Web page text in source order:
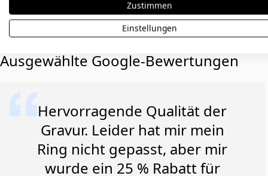
Erfahre,
Ausgewählte Google-Bewertungen
Hervorragende Qualität der
Gravur. Leider hat mir mein
Ring nicht gepasst, aber mir
wurde ein 25 % Rabatt für
Zustimmen
Einstellungen